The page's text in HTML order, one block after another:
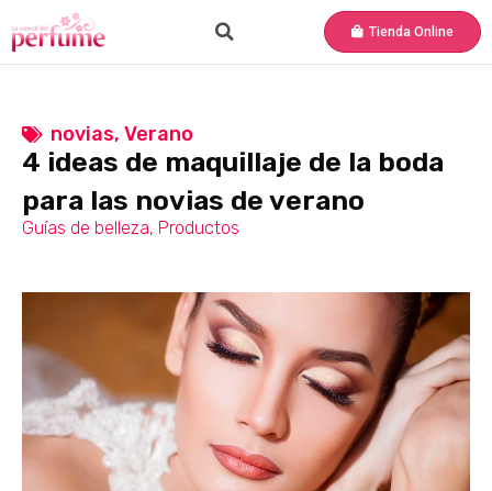
Tienda Online
novias, Verano
4 ideas de maquillaje de la boda
para las novias de verano
Guías de belleza, Productos